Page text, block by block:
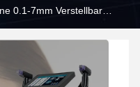
0.1-7mm Verstellbar